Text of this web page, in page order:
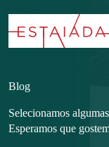
Blog
Selecionamos
Esperamos que